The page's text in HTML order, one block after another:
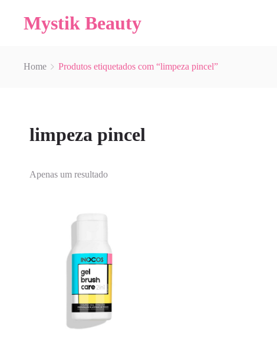
Mystik Beauty
Home Produtos etiquetados com “limpeza pincel”
limpeza pincel
Apenas um resultado